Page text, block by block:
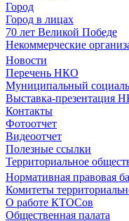
Город
Город в лицах
70 лет Великой Победе
Некоммерческие
Новости
Перечень НКО
Муниципальный
Выставка-презентация
Контакты
Фотоотчет
Видеоотчет
Полезные ссылки
Территориальное
Нормативная правовая
Комитеты
О работе КТОСов
Общественная палата